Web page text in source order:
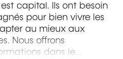
capital. Ils ont besoin
pour bien vivre les
au mieux aux
Nous offrons
dans le